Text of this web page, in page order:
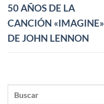
50 AÑOS DE LA
CANCIÓN «IMAGINE»
DE JOHN LENNON